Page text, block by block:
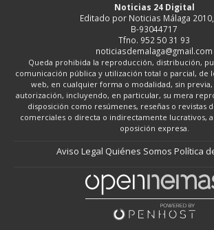
Noticias 24 Digital
Editado por Noticias Málaga 2010,
B-93044717
Tfno. 952 50 31 93
noticiasdemalaga@gmail.com
Queda prohibida la reproducción, distribución,
comunicación pública y utilización total o parcial, de
web, en cualquier forma o modalidad, sin
autorización, incluyendo, en particular, su mera
disposición como resúmenes, reseñas o revistas
comerciales o directa o indirectamente lucrativos,
oposición expresa.
Aviso Legal Quiénes Somos Política